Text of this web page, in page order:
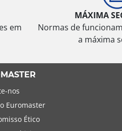
em
MÁXIMA
Normas de
a máxima
nos
Euromaster
Ético